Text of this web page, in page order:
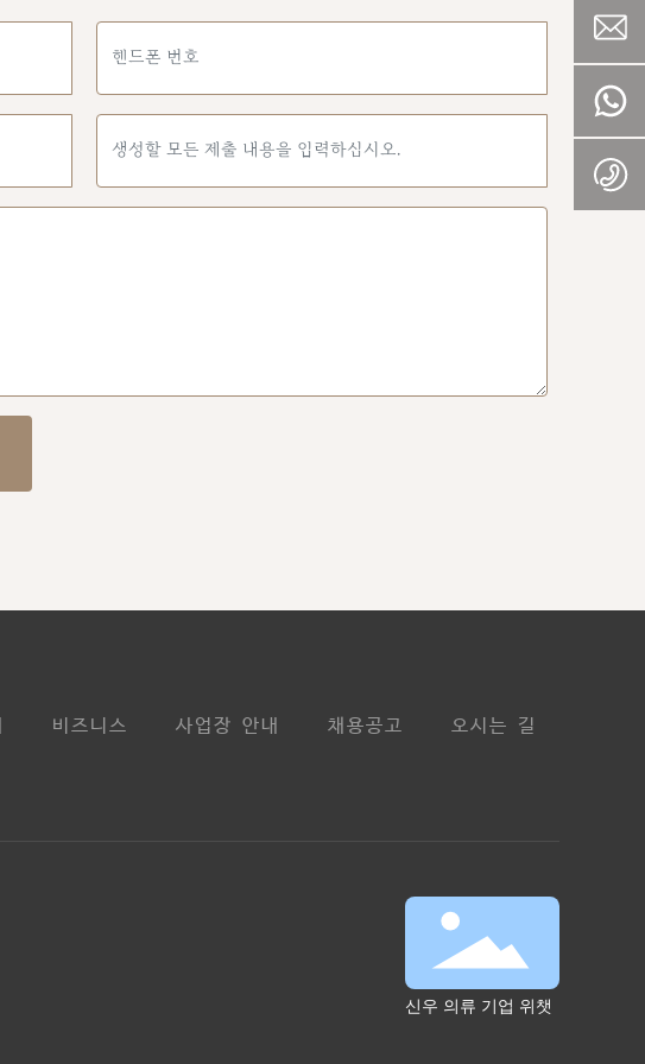
비즈니스 사업장 안내 채용공고 오시는 길
신우 의류 기업 위챗